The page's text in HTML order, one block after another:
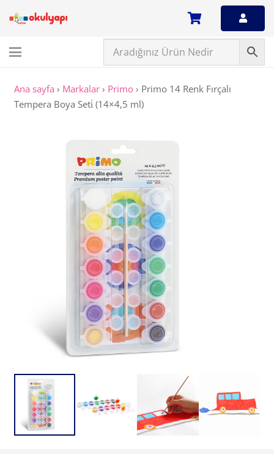
Ana sayfa › Markalar› Primo› Primo 14 Renk Fırçalı
Tempera Boya Seti̇ (14×4,5 ml)